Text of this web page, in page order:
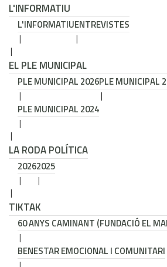
L'INFORMATIU
L'INFORMATIUENTREVISTES
EL PLE MUNICIPAL
PLE MUNICIPAL 2026PLE MUNICIPAL
PLE MUNICIPAL 2024
LA RODA POLÍTICA
20262025
TIKTAK
60 ANYS CAMINANT (FUNDACIÓ EL
BENESTAR EMOCIONAL I COMUNITARI